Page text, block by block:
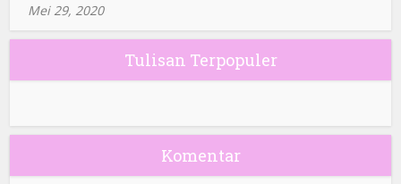
Mei 29, 2020
Tulisan Terpopuler
Komentar